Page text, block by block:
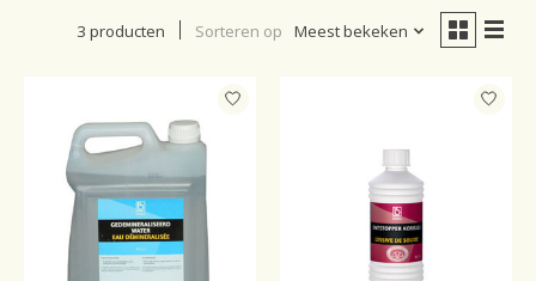
3 producten Sorteren op Meest bekeken